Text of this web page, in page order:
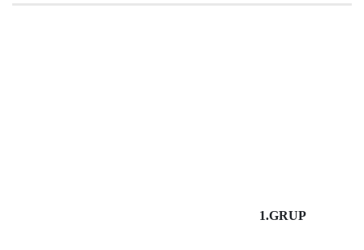
1.GRUP